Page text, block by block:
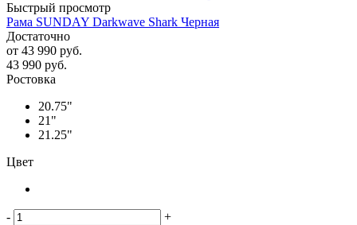
Быстрый просмотр
Рама SUNDAY Darkwave Shark Черная
Достаточно
от 43 990 руб.
43 990 руб.
Ростовка
20.75"
21"
21.25"
Цвет
-
+